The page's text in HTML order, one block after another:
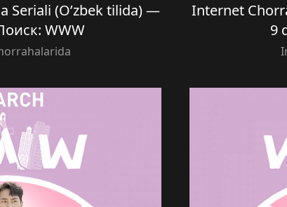
Seriali (O’zbek tilida) —
WWW
Internet
9